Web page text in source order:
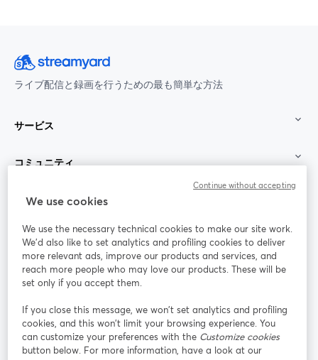
ライブ配信と録画を行うための最も簡単な方法
サービス
コミュニティ
StreamYard：
参加する
ライ
ンセ
ミナ
ー
Facebook
新しいタブで開く(Twitter)
YouTube
Instagram
新しいタブで開く
LinkedIn
新しいタブで開く
We use cookies
We use the necessary technical cookies to make our site work.
We'd also like to set analytics and profiling cookies to deliver
more relevant ads, improve our products and services, and
reach more people who may love our products. These will be
set only if you accept them.
If you close this message, we won’t set analytics and profiling
cookies, and this won’t limit your browsing experience. You
can customize your preferences with the Customize cookies
button below. For more information, have a look at our
Continue without accepting